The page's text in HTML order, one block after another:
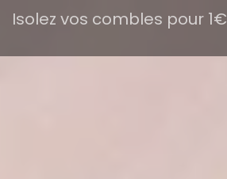
Isolez vos combles pour 1€